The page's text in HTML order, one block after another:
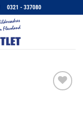
0321 - 337080